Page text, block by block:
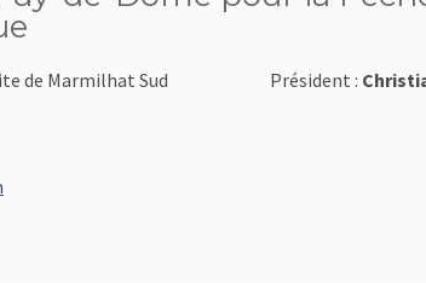
de Marmilhat Sud
Président :